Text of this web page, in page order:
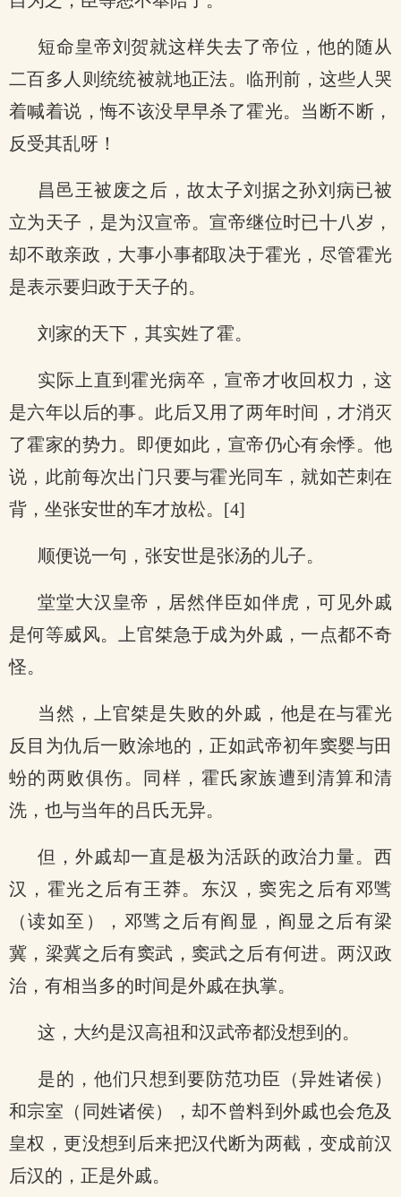
短命皇帝刘贺就这样失去了帝位，他的随从
二百多人则统统被就地正法。临刑前，这些人哭
着喊着说，悔不该没早早杀了霍光。当断不断，
反受其乱呀！
昌邑王被废之后，故太子刘据之孙刘病已被
立为天子，是为汉宣帝。宣帝继位时已十八岁，
却不敢亲政，大事小事都取决于霍光，尽管霍光
是表示要归政于天子的。
刘家的天下，其实姓了霍。
实际上直到霍光病卒，宣帝才收回权力，这
是六年以后的事。此后又用了两年时间，才消灭
了霍家的势力。即便如此，宣帝仍心有余悸。他
说，此前每次出门只要与霍光同车，就如芒刺在
背，坐张安世的车才放松。[4]
顺便说一句，张安世是张汤的儿子。
堂堂大汉皇帝，居然伴臣如伴虎，可见外戚
是何等威风。上官桀急于成为外戚，一点都不奇
怪。
当然，上官桀是失败的外戚，他是在与霍光
反目为仇后一败涂地的，正如武帝初年窦婴与田
蚡的两败俱伤。同样，霍氏家族遭到清算和清
洗，也与当年的吕氏无异。
但，外戚却一直是极为活跃的政治力量。西
汉，霍光之后有王莽。东汉，窦宪之后有邓骘
（读如至），邓骘之后有阎显，阎显之后有梁
冀，梁冀之后有窦武，窦武之后有何进。两汉政
治，有相当多的时间是外戚在执掌。
这，大约是汉高祖和汉武帝都没想到的。
是的，他们只想到要防范功臣（异姓诸侯）
和宗室（同姓诸侯），却不曾料到外戚也会危及
皇权，更没想到后来把汉代断为两截，变成前汉
后汉的，正是外戚。